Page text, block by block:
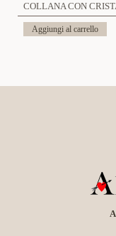
Aggiungi al carrello